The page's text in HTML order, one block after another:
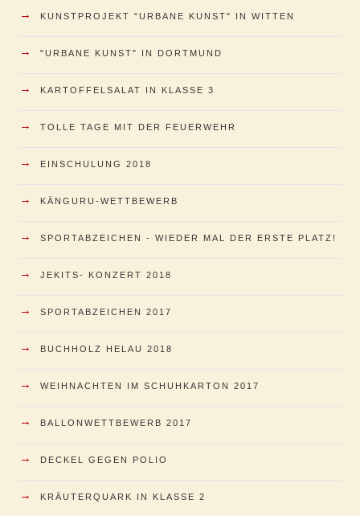
→ KUNSTPROJEKT "URBANE KUNST" IN WITTEN
→ "URBANE KUNST" IN DORTMUND
→ KARTOFFELSALAT IN KLASSE 3
→ TOLLE TAGE MIT DER FEUERWEHR
→ EINSCHULUNG 2018
→ KÄNGURU-WETTBEWERB
→ SPORTABZEICHEN - WIEDER MAL DER ERSTE PLATZ!
→ JEKITS- KONZERT 2018
→ SPORTABZEICHEN 2017
→ BUCHHOLZ HELAU 2018
→ WEIHNACHTEN IM SCHUHKARTON 2017
→ BALLONWETTBEWERB 2017
→ DECKEL GEGEN POLIO
→ KRÄUTERQUARK IN KLASSE 2